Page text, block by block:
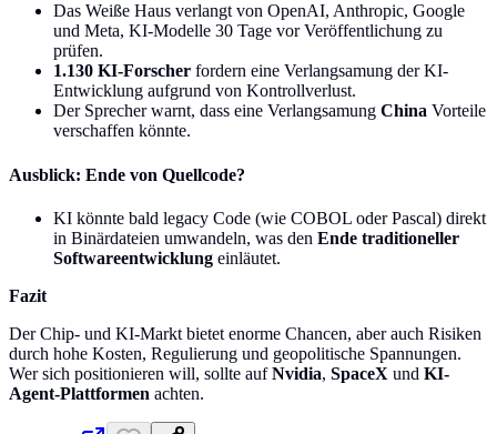
Das Weiße Haus verlangt von OpenAI, Anthropic, Google
und Meta, KI-Modelle 30 Tage vor Veröffentlichung zu
prüfen.
1.130 KI-Forscher fordern eine Verlangsamung der KI-
Entwicklung aufgrund von Kontrollverlust.
Der Sprecher warnt, dass eine Verlangsamung China Vorteile
verschaffen könnte.
Ausblick: Ende von Quellcode?
KI könnte bald legacy Code (wie COBOL oder Pascal) direkt
in Binärdateien umwandeln, was den Ende traditioneller
Softwareentwicklung einläutet.
Fazit
Der Chip- und KI-Markt bietet enorme Chancen, aber auch Risiken
durch hohe Kosten, Regulierung und geopolitische Spannungen.
Wer sich positionieren will, sollte aufNvidia, SpaceX und KI-
Agent-Plattformen achten.